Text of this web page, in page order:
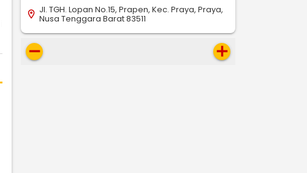
location_on Jl. TGH. Lopan No.15, Prapen, Kec. Praya, Praya,
Nusa Tenggara Barat 83511
remove add